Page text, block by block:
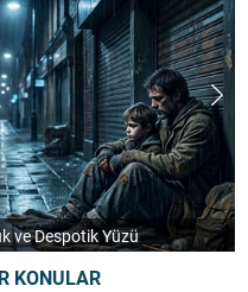
ve Despotik Yüzü
KONULAR